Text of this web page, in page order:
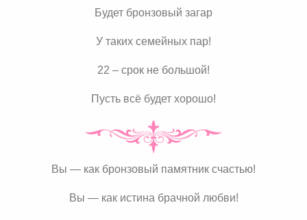
Будет бронзовый загар
У таких семейных пар!
22 – срок не большой!
Пусть всё будет хорошо!
Вы — как бронзовый памятник счастью!
Вы — как истина брачной любви!